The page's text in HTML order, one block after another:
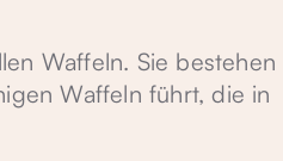
Waffeln. Sie bestehen
Waffeln führt, die in